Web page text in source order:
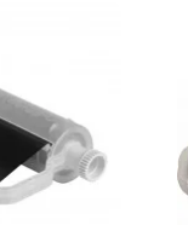
Hướng dẫn lựa
phù hợp cho